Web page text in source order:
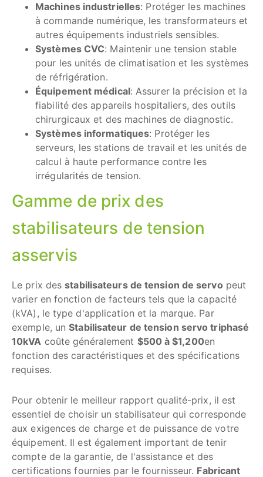
Machines industrielles: Protéger les machines
à commande numérique, les transformateurs et
autres équipements industriels sensibles.
Systèmes CVC: Maintenir une tension stable
pour les unités de climatisation et les systèmes
de réfrigération.
Équipement médical: Assurer la précision et la
fiabilité des appareils hospitaliers, des outils
chirurgicaux et des machines de diagnostic.
Systèmes informatiques: Protéger les
serveurs, les stations de travail et les unités de
calcul à haute performance contre les
irrégularités de tension.
Gamme de prix des
stabilisateurs de tension
asservis
Le prix desstabilisateurs de tension de servo peut
varier en fonction de facteurs tels que la capacité
(kVA), le type d'application et la marque. Par
exemple, unStabilisateur de tension servo triphasé
10kVA coûte généralement $500 à $1,200en
fonction des caractéristiques et des spécifications
requises.
Pour obtenir le meilleur rapport qualité-prix, il est
essentiel de choisir un stabilisateur qui corresponde
aux exigences de charge et de puissance de votre
équipement. Il est également important de tenir
compte de la garantie, de l'assistance et des
certifications fournies par le fournisseur. Fabricant